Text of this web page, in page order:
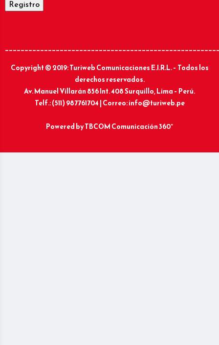
Copyright © 2019: Turiweb Comunicaciones E.I.R.L. – Todos los
derechos reservados.
Av. Manuel Villarán 856 Int. 408 Surquillo, Lima – Perú.
Telf.: (511) 987761704 | Correo: info@turiweb.pe
Powered byTBCOM Comunicación 360°